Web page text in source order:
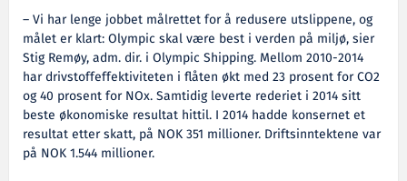
– Vi har lenge jobbet målrettet for å redusere utslippene, og
målet er klart: Olympic skal være best i verden på miljø, sier
Stig Remøy, adm. dir. i Olympic Shipping. Mellom 2010-2014
har drivstoffeffektiviteten i flåten økt med 23 prosent for CO2
og 40 prosent for NOx. Samtidig leverte rederiet i 2014 sitt
beste økonomiske resultat hittil. I 2014 hadde konsernet et
resultat etter skatt, på NOK 351 millioner. Driftsinntektene var
på NOK 1.544 millioner.